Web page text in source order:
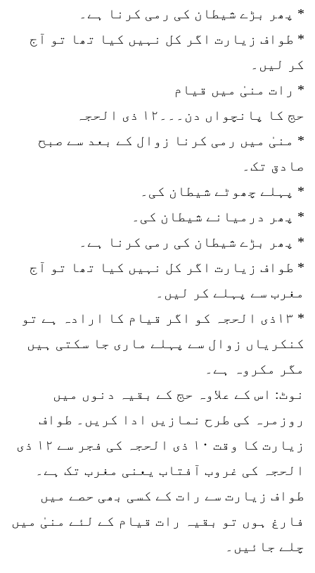
* پھر بڑے شیطان کی رمی کرنا ہے۔
* طواف زیارت اگر کل نہیں کیا تھا تو آج
کر لیں۔
* رات منیٰ میں قیام
حج کا پانچواں دن۔۔۔۱۲ ذی الحجہ
* منیٰ میں رمی کرنا زوال کے بعد سے صبح
صادق تک۔
* پہلے چھوٹے شیطان کی۔
* پھر درمیانے شیطان کی۔
* پھر بڑے شیطان کی رمی کرنا ہے۔
* طواف زیارت اگر کل نہیں کیا تھا تو آج
مغرب سے پہلے کر لیں۔
* ۱۳ذی الحجہ کو اگر قیام کا ارادہ ہے تو
کنکریاں زوال سے پہلے ماری جا سکتی ہیں
مگر مکروہ ہے۔
نوٹ: اس کے علاوہ حج کے بقیہ دنوں میں
روزمرہ کی طرح نمازیں ادا کریں۔ طواف
زیارت کا وقت ۱۰ ذی الحجہ کی فجر سے ۱۲ ذی
الحجہ کی غروب آفتاب یعنی مغرب تک ہے۔
طواف زیارت سے رات کے کسی بھی حصے میں
فارغ ہوں تو بقیہ رات قیام کے لئے منیٰ میں
چلے جائیں۔